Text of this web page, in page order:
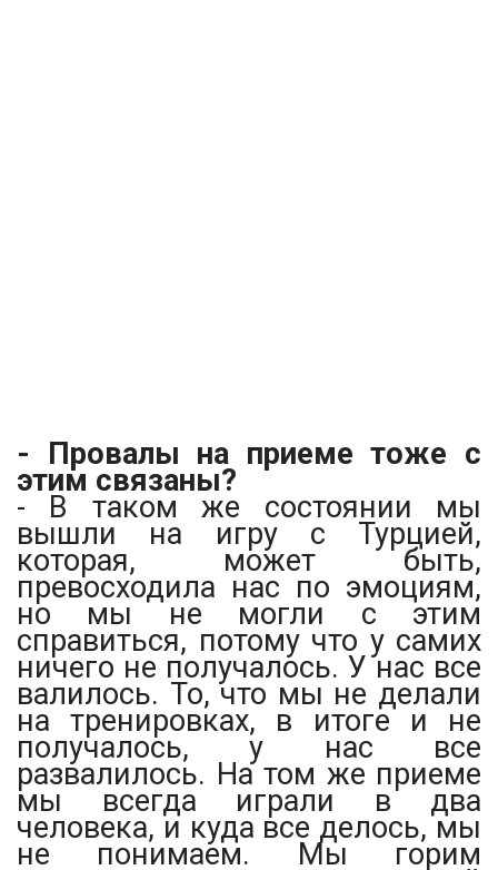
- Провалы на приеме тоже с
этим связаны?
- В таком же состоянии мы
вышли на игру с Турцией,
которая, может быть,
превосходила нас по эмоциям,
но мы не могли с этим
справиться, потому что у самих
ничего не получалось. У нас все
валилось. То, что мы не делали
на тренировках, в итоге и не
получалось, у нас все
развалилось. На том же приеме
мы всегда играли в два
человека, и куда все делось, мы
не понимаем. Мы горим